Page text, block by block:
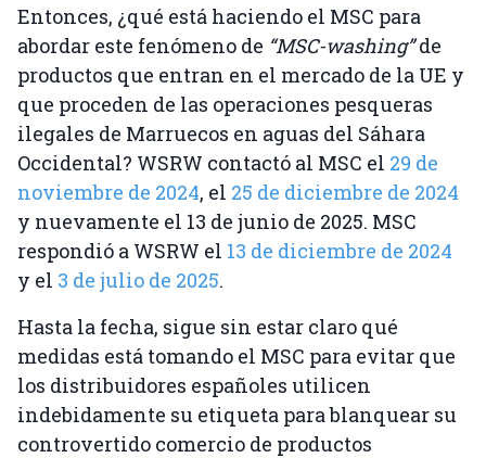
Entonces, ¿qué está haciendo el MSC para
abordar este fenómeno de “MSC-washing”de
productos que entran en el mercado de la UE y
que proceden de las operaciones pesqueras
ilegales de Marruecos en aguas del Sáhara
Occidental? WSRW contactó al MSC el 29 de
noviembre de 2024, el 25 de diciembre de 2024
y nuevamente el 13 de junio de 2025. MSC
respondió a WSRW el 13 de diciembre de 2024
y el 3 de julio de 2025.
Hasta la fecha, sigue sin estar claro qué
medidas está tomando el MSC para evitar que
los distribuidores españoles utilicen
indebidamente su etiqueta para blanquear su
controvertido comercio de productos